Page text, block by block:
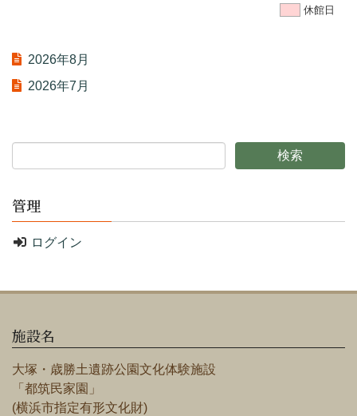
休館日
2026年8月
2026年7月
管理
ログイン
施設名
大塚・歳勝土遺跡公園文化体験施設
「都筑民家園」
(横浜市指定有形文化財)